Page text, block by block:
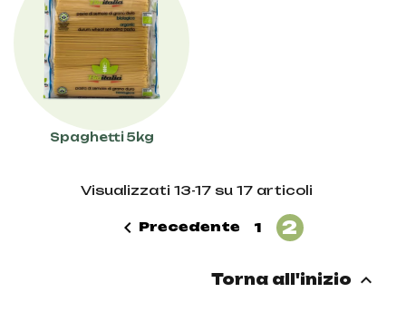
Spaghetti 5kg
Visualizzati 13-17 su 17 articoli
 Precedente 1 2
Torna all'inizio 